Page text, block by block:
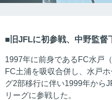
旧JFLに初参戦、中野監督
1997年に前身であるFC水戸
FC土浦を吸収合併し、水戸
グ2部移行に伴い1999年から
リーグに参戦した。